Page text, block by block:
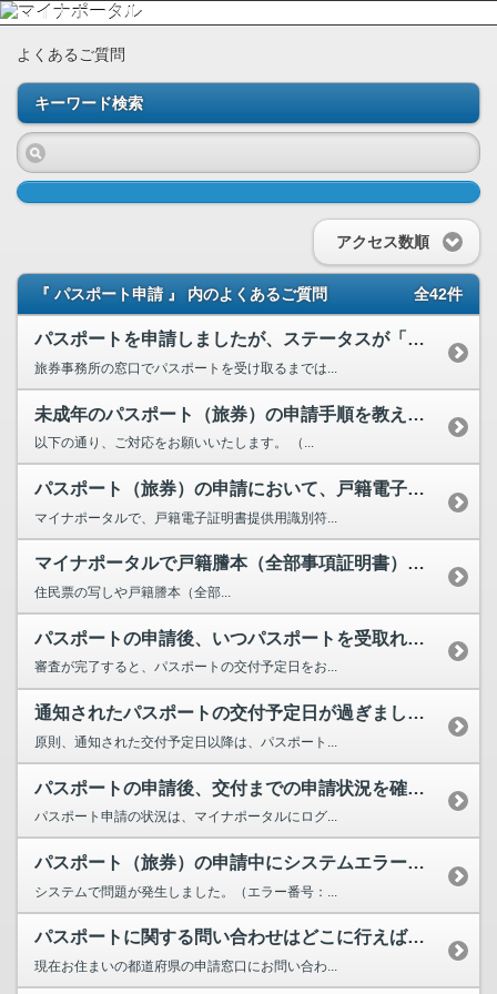
よくあるご質問
キーワード検索
アクセス数順
『 パスポート申請 』 内のよくあるご質問 全42件
パスポートを申請しましたが、ステータスが「処理中」のままです。いつステータスが更新され、パスポ...
旅券事務所の窓口でパスポートを受け取るまでは...
未成年のパスポート（旅券）の申請手順を教えてください。
以下の通り、ご対応をお願いいたします。 （...
パスポート（旅券）の申請において、戸籍電子証明書提供用識別符号の入力を求められました。戸籍電子...
マイナポータルで、戸籍電子証明書提供用識別符...
マイナポータルで戸籍謄本（全部事項証明書）や住民票を取得できますか。
住民票の写しや戸籍謄本（全部...
パスポートの申請後、いつパスポートを受取れるか、交付予定日を確認する方法を教えてください。
審査が完了すると、パスポートの交付予定日をお...
通知されたパスポートの交付予定日が過ぎましたが、マイナポータル上のパスポート申請のステータスは...
原則、通知された交付予定日以降は、パスポート...
パスポートの申請後、交付までの申請状況を確認する方法を教えてください。
パスポート申請の状況は、マイナポータルにログ...
パスポート（旅券）の申請中にシステムエラー（エラー番号：ELM123）が発生し、申請が進められ...
システムで問題が発生しました。（エラー番号：...
パスポートに関する問い合わせはどこに行えばよいでしょうか。
現在お住まいの都道府県の申請窓口にお問い合わ...